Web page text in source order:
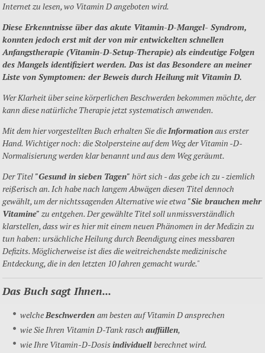
Internet zu lesen, wo Vitamin D angeboten wird.
Diese Erkenntnisse über das akute Vitamin-D-Mangel- Syndrom,
konnten jedoch erst mit der von mir entwickelten schnellen
Anfangstherapie (Vitamin-D-Setup-Therapie) als eindeutige Folgen
des Mangels identifiziert werden. Das ist das Besondere an meiner
Liste von Symptomen: der Beweis durch Heilung mit Vitamin D.
Wer Klarheit über seine körperlichen Beschwerden bekommen möchte, der
kann diese natürliche Therapie jetzt systematisch anwenden.
Mit dem hier vorgestellten Buch erhalten Sie dieInformationaus erster
Hand. Wichtiger noch: die Stolpersteine auf dem Weg der Vitamin -D-
Normalisierung werden klar benannt und aus dem Weg geräumt.
Der Titel "Gesund in sieben Tagen" hört sich - das gebe ich zu - ziemlich
reißerisch an. Ich habe nach langem Abwägen diesen Titel dennoch
gewählt, um der nichtssagenden Alternative wie etwa "Sie brauchen mehr
Vitamine"zu entgehen. Der gewählte Titel soll unmissverständlich
klarstellen, dass wir es hier mit einem neuen Phänomen in der Medizin zu
tun haben: ursächliche Heilung durch Beendigung eines messbaren
Defizits. Möglicherweise ist dies die weitreichendste medizinische
Entdeckung, die in den letzten 10 Jahren gemacht wurde."
Das Buch sagt Ihnen...
welcheBeschwerden am besten auf Vitamin D ansprechen
wie Sie Ihren Vitamin D-Tank rasch auffüllen,
wie Ihre Vitamin-D-Dosisindividuellberechnet wird.